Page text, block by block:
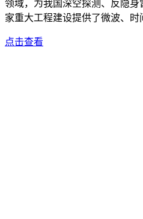
领域，为我国深空探测、反隐
家重大工程建设提供了微波、时
点击查看